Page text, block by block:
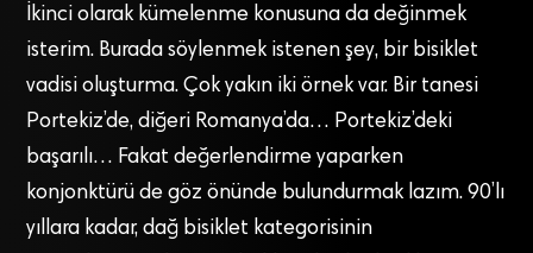
İkinci olarak kümelenme konusuna da değinmek
isterim. Burada söylenmek istenen şey, bir bisiklet
vadisi oluşturma. Çok yakın iki örnek var. Bir tanesi
Portekiz’de, diğeri Romanya’da… Portekiz’deki
başarılı… Fakat değerlendirme yaparken
konjonktürü de göz önünde bulundurmak lazım. 90’lı
yıllara kadar, dağ bisiklet kategorisinin